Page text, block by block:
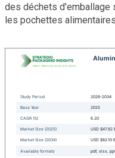
des déchets d'emballage
les pochettes